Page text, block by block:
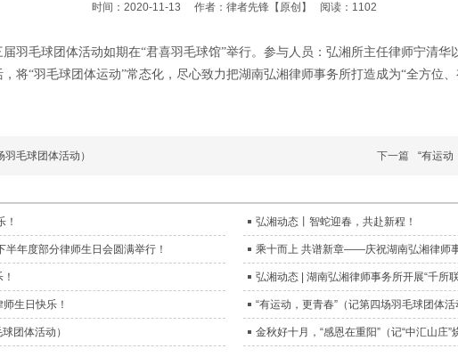
时间：2020-11-13 作者：律者先锋【原创】 阅读：1102
羽毛球团体活动如期在“君喜羽毛球馆”举行。参与人员：弘湘所主任律师宁清华
将“羽毛球团体运动”常态化，尽心致力把湖南弘湘律师事务所打造成为“全方位
毛球团体活动） 下一篇 “有运动
！ 弘湘动态丨智蛇迎春，共赴新程！
年度部分律师生日会圆满举行！ 乘十而上 共谱新章——庆祝湖南弘湘律师
弘湘动态 | 湖南弘湘律师事务所开展“千所
生日快乐！ “有运动，更青春”（记第四场羽毛球团体活
团体活动） 金秋好十月，“感恩在重阳”（记“中汇山庄”